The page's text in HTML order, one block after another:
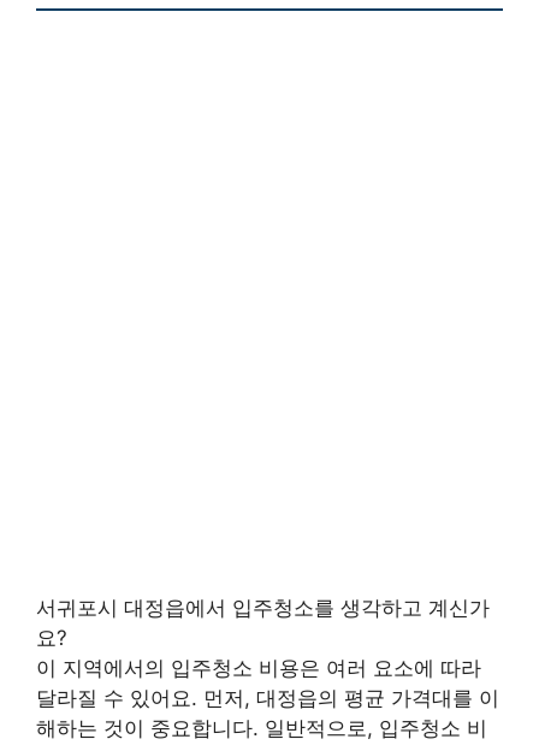
서귀포시 대정읍에서 입주청소를 생각하고 계신가
요?
이 지역에서의 입주청소 비용은 여러 요소에 따라
달라질 수 있어요. 먼저, 대정읍의 평균 가격대를 이
해하는 것이 중요합니다. 일반적으로, 입주청소 비